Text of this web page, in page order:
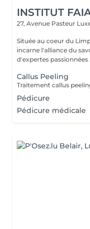
INSTITUT
27, Avenue Pasteur
Située au coeur du
incarne l'alliance du savoir-
d'expertes passionnées
Callus Peeling
Pédicure
Pédicure médicale